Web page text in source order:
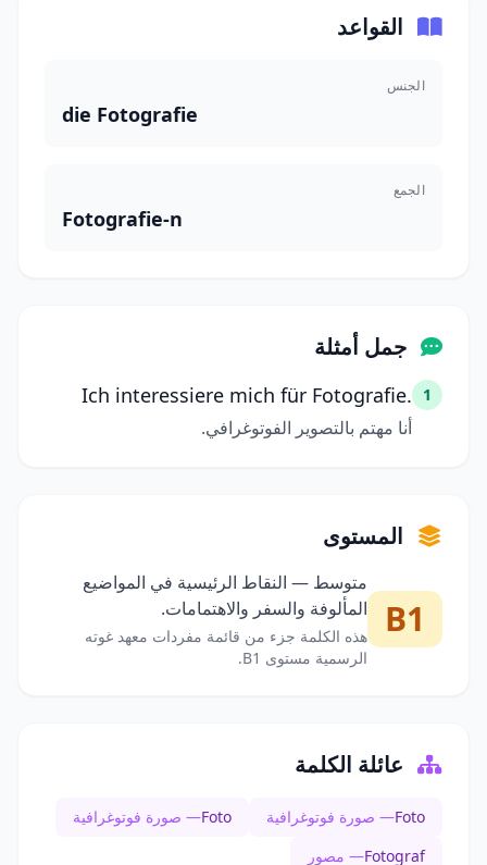
القواعد
الجنس
die Fotografie
الجمع
Fotografie-n
جمل أمثلة
1
Ich interessiere mich für Fotografie.
أنا مهتم بالتصوير الفوتوغرافي.
المستوى
B1
متوسط — النقاط الرئيسية في المواضيع
المألوفة والسفر والاهتمامات.
هذه الكلمة جزء من قائمة مفردات معهد غوته
الرسمية مستوى B1.
عائلة الكلمة
Foto— صورة فوتوغرافية Foto— صورة فوتوغرافية
Fotograf— مصور